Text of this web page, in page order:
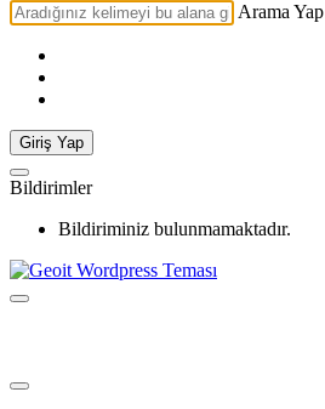
Arama Yap
Giriş Yap
Bildirimler
Bildiriminiz bulunmamaktadır.